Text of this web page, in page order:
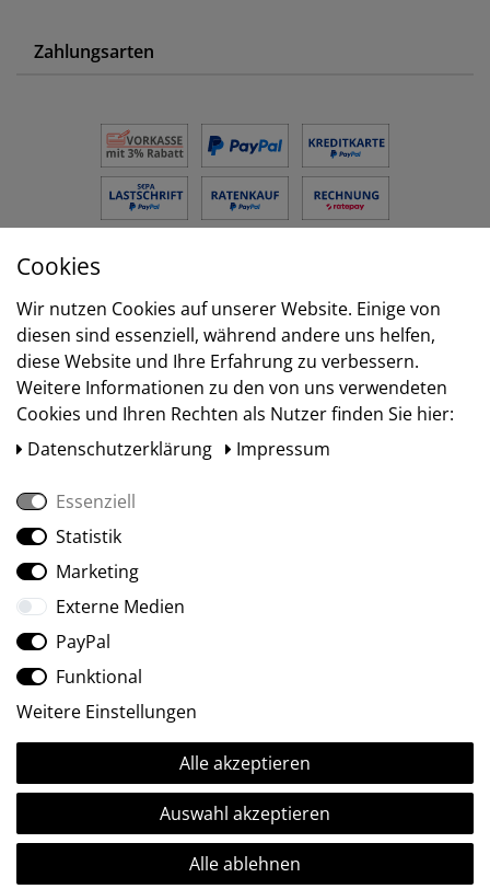
Zahlungsarten
Versand
Social Media
Ⓒ2009-2026 ARTland GmbH • Alle Rechte vorbehalten.
Cookies
Wir nutzen Cookies auf unserer Website. Einige von
diesen sind essenziell, während andere uns helfen,
diese Website und Ihre Erfahrung zu verbessern.
Weitere Informationen zu den von uns verwendeten
Cookies und Ihren Rechten als Nutzer finden Sie hier:
Daten­schutz­erklärung
Impressum
Essenziell
Statistik
Marketing
Externe Medien
PayPal
Funktional
Weitere Einstellungen
Alle akzeptieren
Auswahl akzeptieren
Alle ablehnen